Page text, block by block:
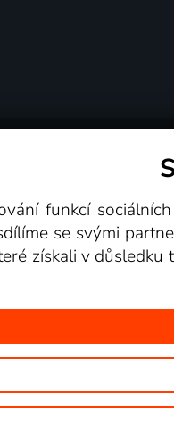
s.r.o. Na tomto webu
funkcí
se svými
získali v